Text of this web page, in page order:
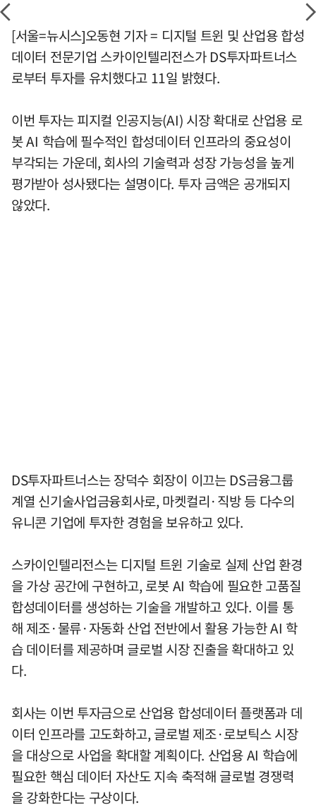
[서울=뉴시스]오동현 기자 = 디지털 트윈 및 산업용 합성
데이터 전문기업 스카이인텔리전스가 DS투자파트너스
로부터 투자를 유치했다고 11일 밝혔다.
이번 투자는 피지컬 인공지능(AI) 시장 확대로 산업용 로
봇 AI 학습에 필수적인 합성데이터 인프라의 중요성이
부각되는 가운데, 회사의 기술력과 성장 가능성을 높게
평가받아 성사됐다는 설명이다. 투자 금액은 공개되지
않았다.
DS투자파트너스는 장덕수 회장이 이끄는 DS금융그룹
계열 신기술사업금융회사로, 마켓컬리·직방 등 다수의
유니콘 기업에 투자한 경험을 보유하고 있다.
스카이인텔리전스는 디지털 트윈 기술로 실제 산업 환경
을 가상 공간에 구현하고, 로봇 AI 학습에 필요한 고품질
합성데이터를 생성하는 기술을 개발하고 있다. 이를 통
해 제조·물류·자동화 산업 전반에서 활용 가능한 AI 학
습 데이터를 제공하며 글로벌 시장 진출을 확대하고 있
다.
회사는 이번 투자금으로 산업용 합성데이터 플랫폼과 데
이터 인프라를 고도화하고, 글로벌 제조·로보틱스 시장
을 대상으로 사업을 확대할 계획이다. 산업용 AI 학습에
필요한 핵심 데이터 자산도 지속 축적해 글로벌 경쟁력
을 강화한다는 구상이다.